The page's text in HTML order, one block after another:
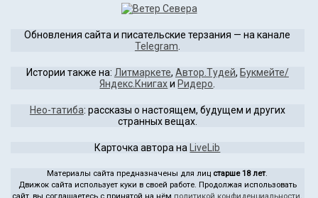
содержимому
Обновления сайта и писательские терзания — на канале
Telegram
Истории также на: Литмаркете, Автор.Тудей, Букмейте/
Яндекс.Книгахи Ридеро
Нео-татиба: рассказы о настоящем, будущем и других
странных вещах.
Карточка автора на LiveLib
Материалы сайта предназначены для лиц старше 18 лет.
Движок сайта использует куки в своей работе. Продолжая использовать